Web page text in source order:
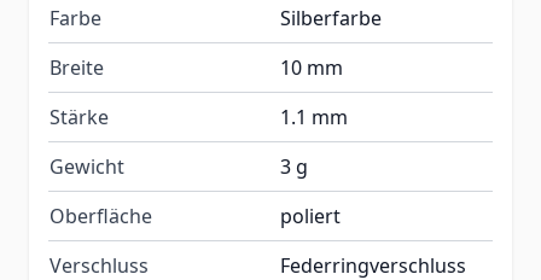
Farbe
Silberfarbe
Breite
10 mm
Stärke
1.1 mm
Gewicht
3 g
Oberfläche
poliert
Verschluss
Federringverschluss